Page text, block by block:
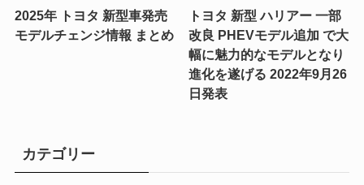
2025年 トヨタ 新型車発売
モデルチェンジ情報 まとめ
トヨタ 新型 ハリアー 一部
改良 PHEVモデル追加 で大
幅に魅力的なモデルとなり
進化を遂げる 2022年9月26
日発表
カテゴリー